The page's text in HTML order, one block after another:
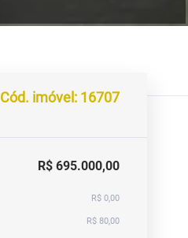
Cód. imóvel: 16707
R$ 695.000,00
R$ 0,00
R$ 80,00